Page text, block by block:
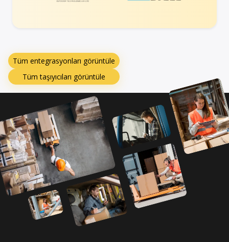
Tüm entegrasyonları görüntüle
Tüm taşıyıcıları görüntüle